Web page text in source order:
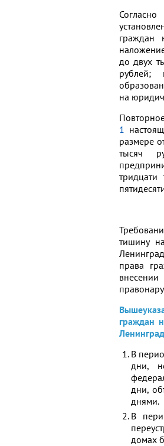
граждан
до двух
рублей;
на
1
размере
тысяч
тишину
права
граждан
В
дни,
дни,
днями.
В
домах